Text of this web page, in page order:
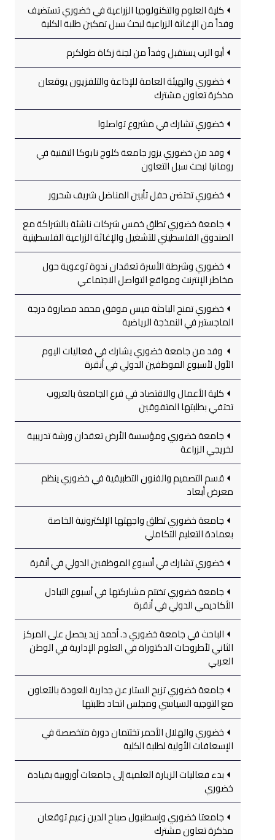
كلية العلوم والتكنولوجيا الزراعية في خضوري تستضيف
وفداً من الإغاثة الزراعية لبحث سبل تمكين طلبة الكلية
أبو الرب يستقبل وفداً من لجنة زكاة طولكرم
خضوري والهيئة العامة للإذاعة والتلفزيون يوقعان
مذكرة تعاون مشترك
خضوري تشارك في مشروع تواصلوا
وفد من خضوري يزور جامعة كلوج نابوكا التقنية في
رومانيا لبحث سبل التعاون
خضوري تحتضن حفل تأبين المناضل شريف شحرور
جامعة خضوري تطلق خمس شركات ناشئة بالشراكة مع
الصندوق الفلسطيني للتشغيل والإغاثة الزراعية الفلسطينية
خضوري وشرطة الأسرة تعقدان ندوة توعوية حول
مخاطر الإنترنت ومواقع التواصل الاجتماعي
خضوري تمنح الباحثة ميس موفق محمد مصاروة درجة
الماجستير في النمذجة الرياضية
وفد من جامعة خضوري يشارك في فعاليات اليوم
الأول لأسبوع الموظفين الدولي في أنقرة
كلية الأعمال والاقتصاد في فرع الجامعة بالعروب
تحتفي بطلبتها المتفوقين
جامعة خضوري ومؤسسة الأرض تعقدان ورشة تدريبية
لخريجي الزراعة
قسم التصميم والفنون التطبيقية في خضوري ينظم
معرض أبعاد
جامعة خضوري تطلق واجهتها الإلكترونية الخاصة
بعمادة التعليم التكاملي
خضوري تشارك في أسبوع الموظفين الدولي في أنقرة
جامعة خضوري تختتم مشاركتها في أسبوع التبادل
الأكاديمي الدولي في أنقرة
الباحث في جامعة خضوري د. أحمد زيد يحصل على المركز
الثاني لأطروحات الدكتوراة في العلوم الإدارية في الوطن
العربي
جامعة خضوري تزيح الستار عن جدارية العودة بالتعاون
مع التوجيه السياسي ومجلس اتحاد طلبتها
خضوري والهلال الأحمر تختتمان دورة متخصصة في
الإسعافات الأولية لطلبة الكلية
بدء فعاليات الزيارة العلمية إلى جامعات أوروبية بقيادة
خضوري
جامعتا خضوري وإسطنبول صباح الدين زعيم توقعان
مذكرة تعاون مشترك